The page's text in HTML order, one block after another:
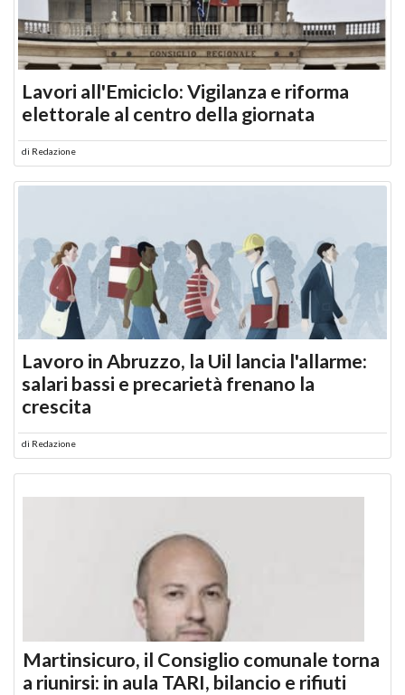
Lavori all'Emiciclo: Vigilanza e riforma
elettorale al centro della giornata
di Redazione
Lavoro in Abruzzo, la Uil lancia l'allarme:
salari bassi e precarietà frenano la
crescita
di Redazione
Martinsicuro, il Consiglio comunale torna
a riunirsi: in aula TARI, bilancio e rifiuti